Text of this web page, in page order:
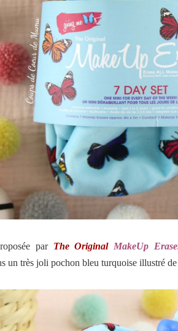
par The Original MakeUp
un très joli pochon bleu turquoise illustré